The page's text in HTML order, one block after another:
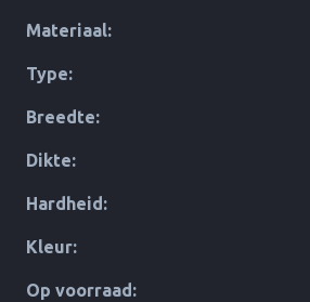
Materiaal:
Type:
Breedte:
Dikte:
Hardheid:
Kleur:
Op voorraad: